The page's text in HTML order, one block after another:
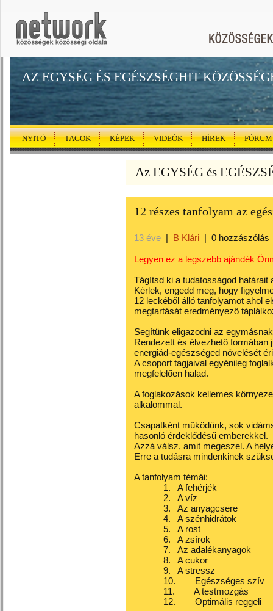
AZ EGYSÉG ÉS EGÉSZSÉGHIT
NYITÓ TAGOK KÉPEK VIDEÓK HÍREK FÓRUM
Az EGYSÉG és
12 részes tanfolyam az
13 éve | B Klári | 0 hozzászólás
Legyen ez a legszebb ajándék
Tágítsd ki a tudatosságod
Kérlek, engedd meg, hogy
12 leckéből álló tanfolyamot ahol
megtartását eredményező
Segítünk eligazodni az
Rendezett és élvezhető
energiád-egészséged növelését
A csoport tagjaival egyénileg
megfelelően halad.
A foglakozások kellemes
alkalommal.
Csapatként működünk, sok
hasonló érdeklődésű emberekkel.
Azzá válsz, amit megeszel. A
Erre a tudásra mindenkinek
A tanfolyam témái:
1.
A fehérjék
2.
A víz
3.
Az anyagcsere
4.
A szénhidrátok
5.
A rost
6.
A zsírok
7.
Az adalékanyagok
8.
A cukor
9.
A stressz
10.
Egészséges szív
11.
A testmozgás
12.
Optimális reggeli